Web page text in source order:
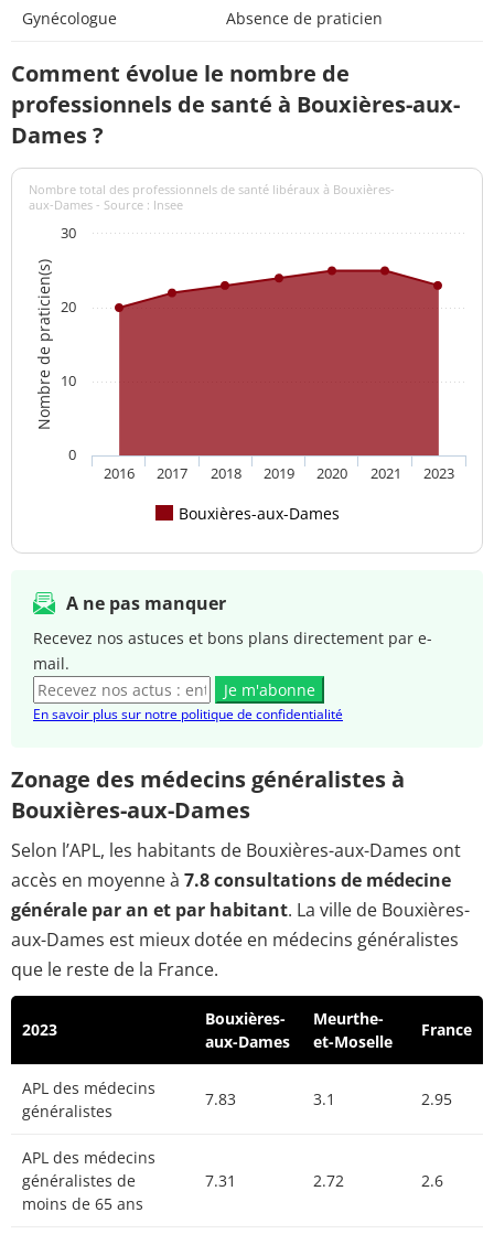
Gynécologue Absence de praticien
Comment évolue le nombre de
professionnels de santé à Bouxières-aux-
Dames ?
Nombre de praticien(s)
Nombre total des professionnels de santé libéraux à Bouxières-
aux-Dames - Source : Insee
Bouxières-aux-Dames
2016 2017 2018 2019 2020 2021 2023
0
10
20
30
A ne pas manquer
Recevez nos astuces et bons plans directement par e-
mail.
Je m'abonne
En savoir plus sur notre politique de confidentialité
Zonage des médecins généralistes à
Bouxières-aux-Dames
Selon l’APL, les habitants de Bouxières-aux-Dames ont
accès en moyenne à 7.8 consultations de médecine
générale par an et par habitant. La ville de Bouxières-
aux-Dames est mieux dotée en médecins généralistes
que le reste de la France.
2023
Bouxières-
aux-Dames
Meurthe-
et-Moselle
France
APL des médecins
généralistes
7.83 3.1 2.95
APL des médecins
généralistes de
moins de 65 ans
7.31 2.72 2.6